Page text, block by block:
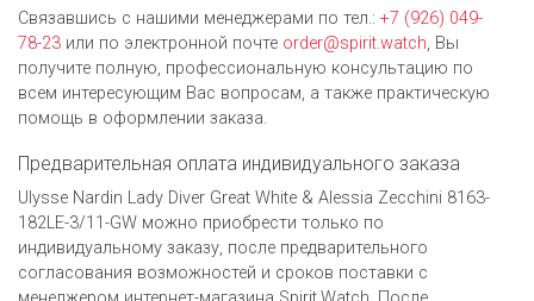
Связавшись с нашими менеджерами по тел.: +7 (926) 049-
78-23 или по электронной почте order@spirit.watch, Вы
получите полную, профессиональную консультацию по
всем интересующим Вас вопросам, а также практическую
помощь в оформлении заказа.
Предварительная оплата индивидуального заказа
Ulysse Nardin Lady Diver Great White & Alessia Zecchini 8163-
182LE-3/11-GW можно приобрести только по
индивидуальному заказу, после предварительного
согласования возможностей и сроков поставки с